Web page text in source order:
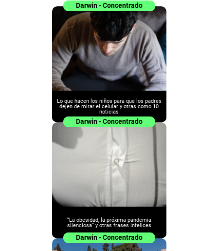
Darwin - Concentrado
Lo que hacen los niños para que los padres
dejen de mirar el celular y otras como 10
noticias
Darwin - Concentrado
“La obesidad, la próxima pandemia
silenciosa” y otras frases infelices
Darwin - Concentrado